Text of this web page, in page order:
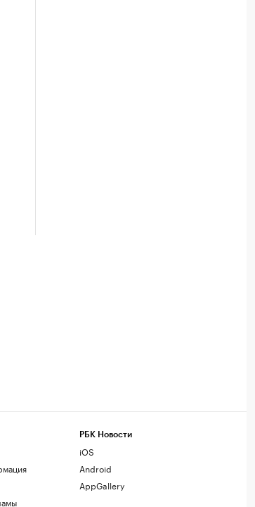
РБК Новости
iOS
Android
AppGallery